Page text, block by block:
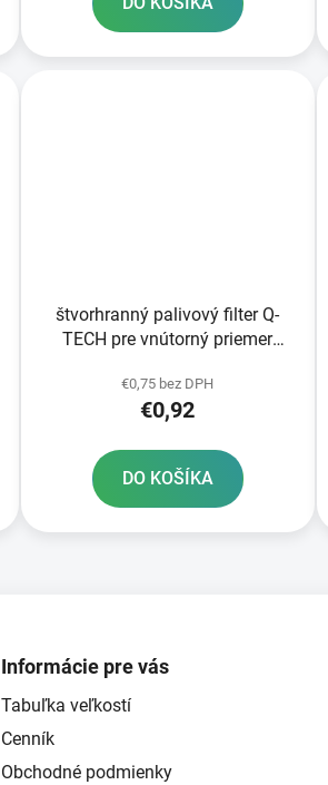
štvorhranný palivový filter Q-
TECH pre vnútorný priemer
€0,75 bez DPH
€0,92
DO KOŠÍKA
d
e
Informácie pre vás
Tabuľka veľkostí
Cenník
Obchodné podmienky